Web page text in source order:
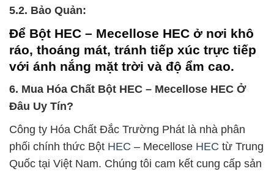
5.2. Bảo Quản:
Để Bột HEC – Mecellose HEC ở nơi khô
ráo, thoáng mát, tránh tiếp xúc trực tiếp
với ánh nắng mặt trời và độ ẩm cao.
6. Mua Hóa Chất Bột HEC – Mecellose HEC Ở
Đâu Uy Tín?
Công ty Hóa Chất Đắc Trường Phát là nhà phân
phối chính thức Bột HEC – Mecellose HEC từ Trung
Quốc tại Việt Nam. Chúng tôi cam kết cung cấp sản